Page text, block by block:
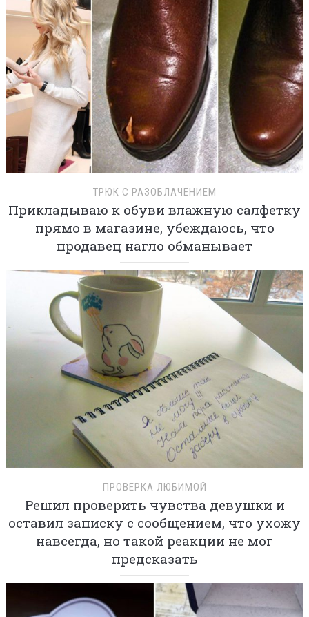
ТРЮК С РАЗОБЛАЧЕНИЕМ
Прикладываю к обуви влажную салфетку
прямо в магазине, убеждаюсь, что
продавец нагло обманывает
ПРОВЕРКА ЛЮБИМОЙ
Решил проверить чувства девушки и
оставил записку с сообщением, что ухожу
навсегда, но такой реакции не мог
предсказать